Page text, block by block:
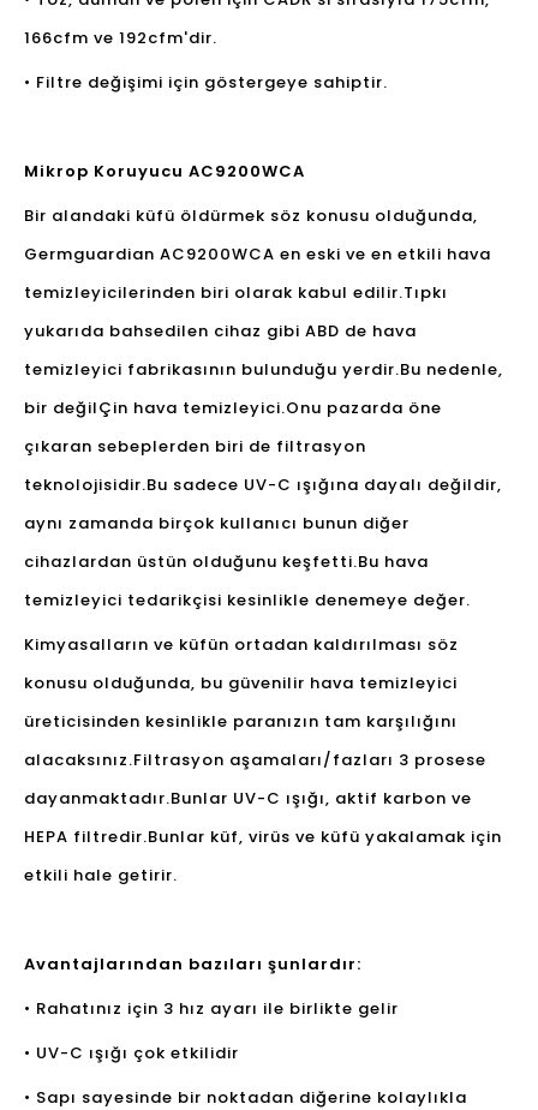
166cfm ve 192cfm'dir.
• Filtre değişimi için göstergeye sahiptir.
Mikrop Koruyucu AC9200WCA
Bir alandaki küfü öldürmek söz konusu olduğunda,
Germguardian AC9200WCA en eski ve en etkili hava
temizleyicilerinden biri olarak kabul edilir.Tıpkı
yukarıda bahsedilen cihaz gibi ABD de hava
temizleyici fabrikasının bulunduğu yerdir.Bu nedenle,
bir değilÇin hava temizleyici.Onu pazarda öne
çıkaran sebeplerden biri de filtrasyon
teknolojisidir.Bu sadece UV-C ışığına dayalı değildir,
aynı zamanda birçok kullanıcı bunun diğer
cihazlardan üstün olduğunu keşfetti.Bu hava
temizleyici tedarikçisi kesinlikle denemeye değer.
Kimyasalların ve küfün ortadan kaldırılması söz
konusu olduğunda, bu güvenilir hava temizleyici
üreticisinden kesinlikle paranızın tam karşılığını
alacaksınız.Filtrasyon aşamaları/fazları 3 prosese
dayanmaktadır.Bunlar UV-C ışığı, aktif karbon ve
HEPA filtredir.Bunlar küf, virüs ve küfü yakalamak için
etkili hale getirir.
Avantajlarından bazıları şunlardır:
• Rahatınız için 3 hız ayarı ile birlikte gelir
• UV-C ışığı çok etkilidir
• Sapı sayesinde bir noktadan diğerine kolaylıkla